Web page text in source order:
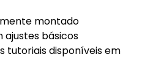
montado
ajustes básicos
tutoriais disponíveis em